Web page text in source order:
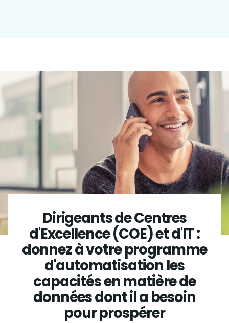
Dirigeants de Centres
d'Excellence (COE) et d'IT :
donnez à votre programme
d'automatisation les
capacités en matière de
données dont il a besoin
pour prospérer